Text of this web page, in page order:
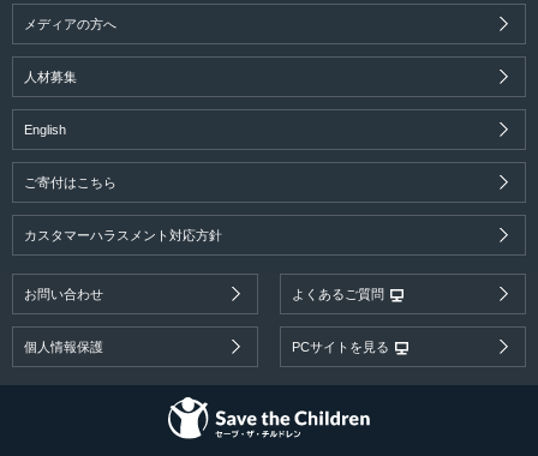
メディアの方へ
人材募集
English
ご寄付はこちら
カスタマーハラスメント対応方針
お問い合わせ よくあるご質問
個人情報保護 PCサイトを見る